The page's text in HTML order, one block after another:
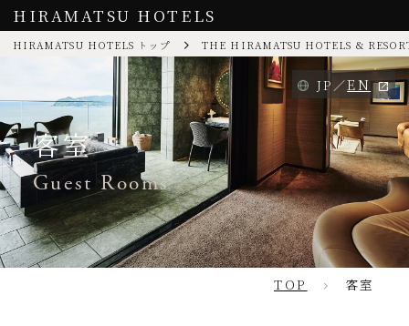
HIRAMATSU HOTELS
HIRAMATSU HOTELS トップ THE HIRAMATSU HOTELS &
JP EN
客室
Guest Rooms
TOP 客室